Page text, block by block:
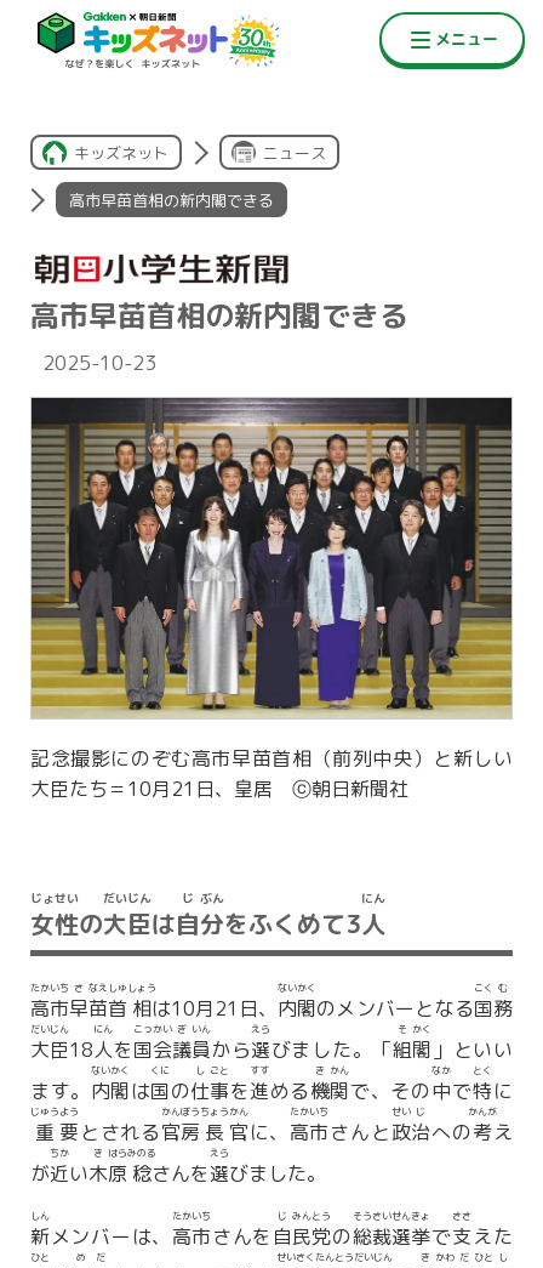
キッズネット ニュース
高市早苗首相の新内閣できる
高市早苗首相の新内閣できる
2025-10-23
記念撮影にのぞむ高市早苗首相（前列中央）と新しい
大臣たち＝10月21日、皇居 ⓒ朝日新聞社
女
じょ
性
せい
の大
だい
臣
じん
は自
じ
分
ぶん
をふくめて3人
にん
高
たか
市
いち
早
さ
苗
なえ
首
しゅ
相
しょう
は10月21日、 内
ない
閣
かく
のメンバーとなる国
こく
務
む
大
だい
臣
じん
18人
にん
を国
こっ
会
かい
議
ぎ
員
いん
から選
えら
びました。「組
そ
閣
かく
」といい
ます。 内
ない
閣
かく
は国
くに
の仕
し
事
ごと
を進
すす
める機
き
関
かん
で、その中
なか
で特
とく
に
重
じゅう
要
よう
とされる官
かん
房
ぼう
長
ちょう
官
かん
に、 高
たか
市
いち
さんと政
せい
治
じ
への考
かんが
え
が近
ちか
い木
き
原
はら
稔
みのる
さんを選
えら
びました。
新
しん
メンバーは、 高
たか
市
いち
さんを 自
じ
民
みん
党
とう
の総
そう
裁
さい
選
せん
挙
きょ
で支
ささ
えた
ひと め だ せいさく たんとうだいじん き かわ だ ひと し